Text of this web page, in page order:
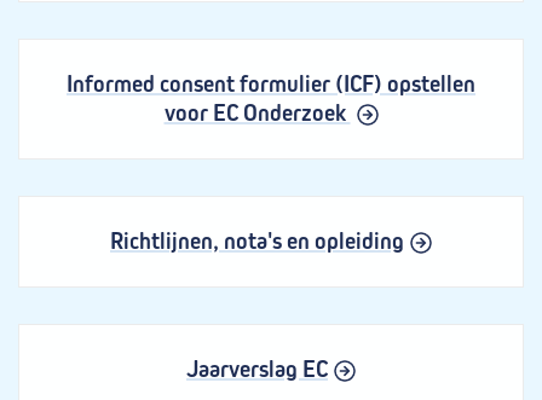
Informed consent formulier (ICF) opstellen
voor EC Onderzoek
Richtlijnen, nota's en opleiding
Jaarverslag EC